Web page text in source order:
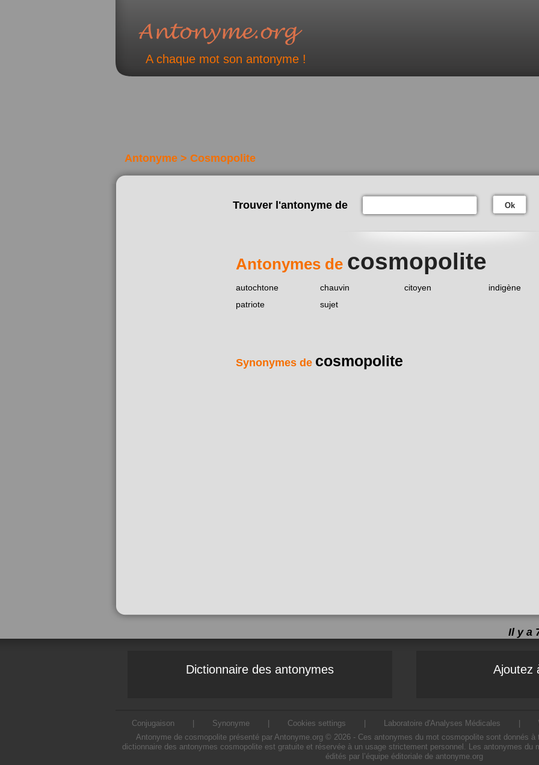
A chaque mot son antonyme !
Antonyme > Cosmopolite
Trouver l'antonyme de Ok
Antonymes de cosmopolite
autochtone chauvin citoyen indigène
patriote
sujet
Synonymes de cosmopolite
Il y a
Dictionnaire des antonymes Ajoutez
Conjugaison Synonyme Cookies settings Laboratoire d'Analyses Médicales
Antonyme de cosmopolite présenté par Antonyme.org © 2026 - Ces antonymes du mot cosmopolite sont donnés
dictionnaire des antonymes cosmopolite est gratuite et réservée à un usage strictement personnel. Les antonymes du
édités par l’équipe éditoriale de antonyme.org